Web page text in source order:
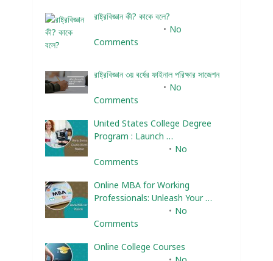
রাষ্ট্রবিজ্ঞান কী? কাকে বলে?
No
Comments
রাষ্ট্রবিজ্ঞান ৩য় বর্ষের ফাইনাল পরিক্ষার সাজেশন
No
Comments
United States College Degree
Program : Launch …
No
Comments
Online MBA for Working
Professionals: Unleash Your …
No
Comments
Online College Courses